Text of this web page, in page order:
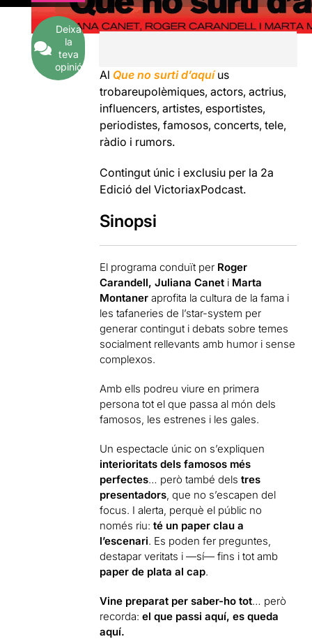
Deixa
la
teva
opinió
Al Que no surti d’aquíus
trobareupolèmiques, actors, actrius,
influencers, artistes, esportistes,
periodistes, famosos, concerts, tele,
ràdio i rumors.
Contingut únic i exclusiu per la 2a
Edició del VictoriaxPodcast.
Sinopsi
El programa conduït per Roger
Carandell, Juliana Canet i Marta
Montaner aprofita la cultura de la fama i
les tafaneries de l’star-system per
generar contingut i debats sobre temes
socialment rellevants amb humor i sense
complexos.
Amb ells podreu viure en primera
persona tot el que passa al món dels
famosos, les estrenes i les gales.
Un espectacle únic on s’expliquen
interioritats dels famosos més
perfectes… però també delstres
presentadors, que no s’escapen del
focus. I alerta, perquè el públic no
només riu:té un paper clau a
l’escenari. Es poden fer preguntes,
destapar veritats i —sí— fins i tot amb
paper de plata al cap.
Vine preparat per saber-ho tot… però
recorda:el que passi aquí, es queda
aquí.